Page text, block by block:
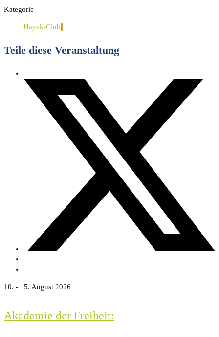
Kategorie
Hayek-Club
Teile diese Veranstaltung
10. - 15. August 2026
Akademie der Freiheit: